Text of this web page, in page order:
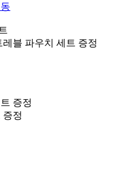
블 파우치 세트 증정
증정